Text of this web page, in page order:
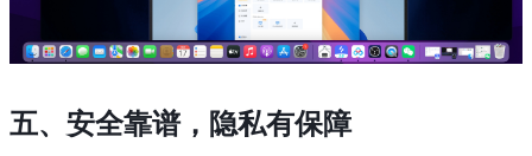
五、安全靠谱，隐私有保障